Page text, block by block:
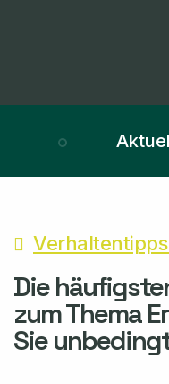
Die
zum Thema
Sie